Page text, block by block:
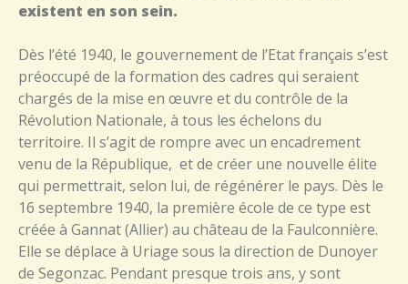
existent en son sein.
Dès l’été 1940, le gouvernement de l’Etat français s’est
préoccupé de la formation des cadres qui seraient
chargés de la mise en œuvre et du contrôle de la
Révolution Nationale, à tous les échelons du
territoire. Il s’agit de rompre avec un encadrement
venu de la République, et de créer une nouvelle élite
qui permettrait, selon lui, de régénérer le pays. Dès le
16 septembre 1940, la première école de ce type est
créée à Gannat (Allier) au château de la Faulconnière.
Elle se déplace à Uriage sous la direction de Dunoyer
de Segonzac. Pendant presque trois ans, y sont